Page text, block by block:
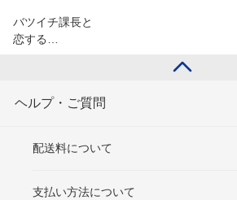
バツイチ課長と
恋する…
ヘルプ・ご質問
配送料について
支払い方法について